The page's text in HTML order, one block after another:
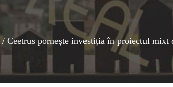
/ Ceetrus pornește investiția în proiectul mixt